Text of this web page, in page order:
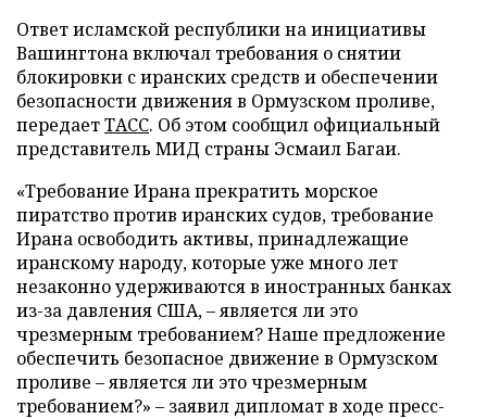
Ответ исламской республики на инициативы
Вашингтона включал требования о снятии
блокировки с иранских средств и обеспечении
безопасности движения в Ормузском проливе,
передаетТАСС. Об этом сообщил официальный
представитель МИД страны Эсмаил Багаи.
«Требование Ирана прекратить морское
пиратство против иранских судов, требование
Ирана освободить активы, принадлежащие
иранскому народу, которые уже много лет
незаконно удерживаются в иностранных банках
из-за давления США, – является ли это
чрезмерным требованием? Наше предложение
обеспечить безопасное движение в Ормузском
проливе – является ли это чрезмерным
требованием?» – заявил дипломат в ходе пресс-